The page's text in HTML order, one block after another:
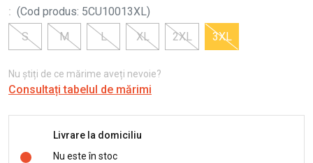
: (Cod produs: 5CU10013XL)
S
M L XL 2XL 3XL
Nu știți de ce mărime aveți nevoie?
Consultați tabelul de mărimi
Livrare la domiciliu
Nu este în stoc